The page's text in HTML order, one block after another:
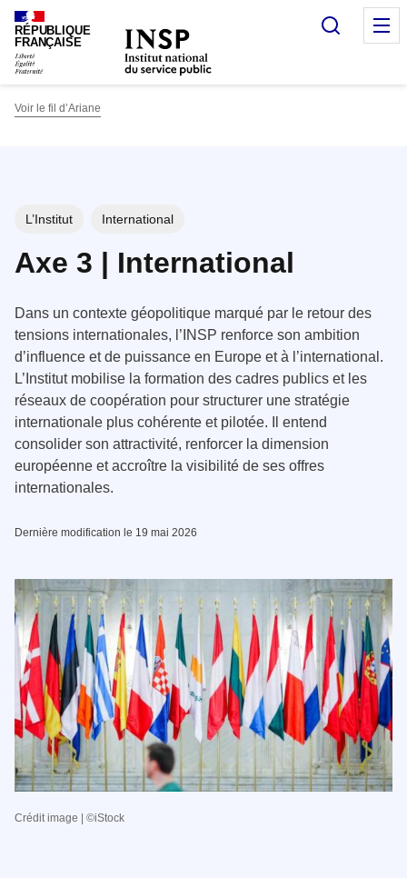
Panneau de gestion des cookies
RÉPUBLIQUE
FRANÇAISE
Voir le fil d’Ariane
L’Institut International
Axe 3 | International
Dans un contexte géopolitique marqué par le retour des
tensions internationales, l’INSP renforce son ambition
d’influence et de puissance en Europe et à l’international.
L’Institut mobilise la formation des cadres publics et les
réseaux de coopération pour structurer une stratégie
internationale plus cohérente et pilotée. Il entend
consolider son attractivité, renforcer la dimension
européenne et accroître la visibilité de ses offres
internationales.
Dernière modification le 19 mai 2026
Crédit image | ©iStock